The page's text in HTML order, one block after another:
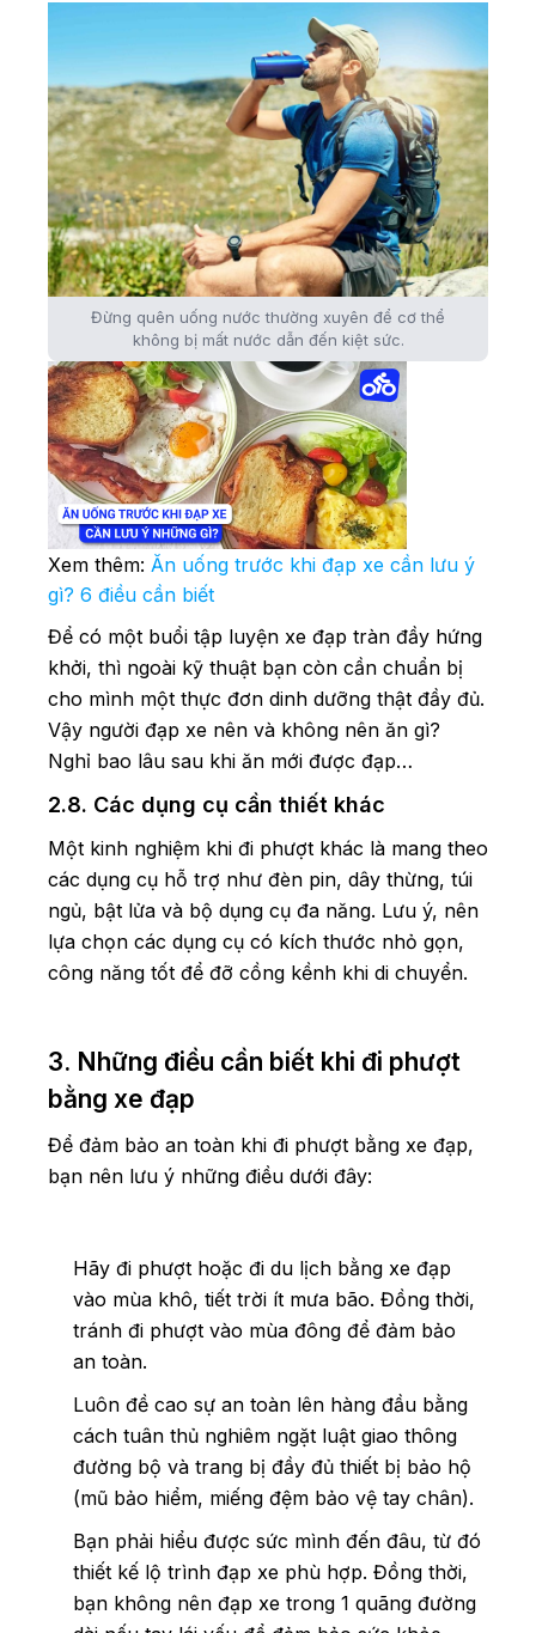
Đừng quên uống nước thường xuyên để cơ thể
không bị mất nước dẫn đến kiệt sức.
Xem thêm: Ăn uống trước khi đạp xe cần lưu ý
gì? 6 điều cần biết
Để có một buổi tập luyện xe đạp tràn đầy hứng
khởi, thì ngoài kỹ thuật bạn còn cần chuẩn bị
cho mình một thực đơn dinh dưỡng thật đầy đủ.
Vậy người đạp xe nên và không nên ăn gì?
Nghỉ bao lâu sau khi ăn mới được đạp…
2.8. Các dụng cụ cần thiết khác
Một kinh nghiệm khi đi phượt khác là mang theo
các dụng cụ hỗ trợ như đèn pin, dây thừng, túi
ngủ, bật lửa và bộ dụng cụ đa năng. Lưu ý, nên
lựa chọn các dụng cụ có kích thước nhỏ gọn,
công năng tốt để đỡ cồng kềnh khi di chuyển.
3. Những điều cần biết khi đi phượt
bằng xe đạp
Để đảm bảo an toàn khi đi phượt bằng xe đạp,
bạn nên lưu ý những điều dưới đây:
Hãy đi phượt hoặc đi du lịch bằng xe đạp
vào mùa khô, tiết trời ít mưa bão. Đồng thời,
tránh đi phượt vào mùa đông để đảm bảo
an toàn.
Luôn đề cao sự an toàn lên hàng đầu bằng
cách tuân thủ nghiêm ngặt luật giao thông
đường bộ và trang bị đầy đủ thiết bị bảo hộ
(mũ bảo hiểm, miếng đệm bảo vệ tay chân).
Bạn phải hiểu được sức mình đến đâu, từ đó
thiết kế lộ trình đạp xe phù hợp. Đồng thời,
bạn không nên đạp xe trong 1 quãng đường